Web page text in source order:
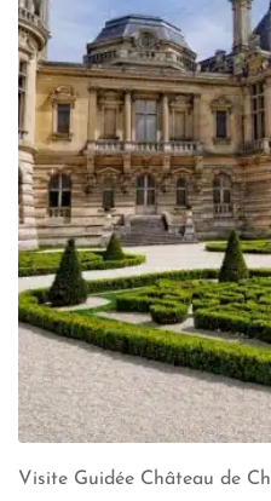
Visite Guidée Château de